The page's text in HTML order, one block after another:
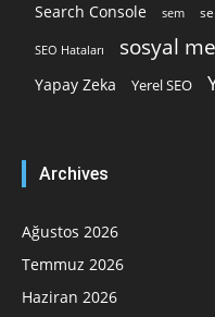
Search Console sem
SEO Hataları sosyal
Yapay Zeka Yerel SEO
Archives
Ağustos 2026
Temmuz 2026
Haziran 2026